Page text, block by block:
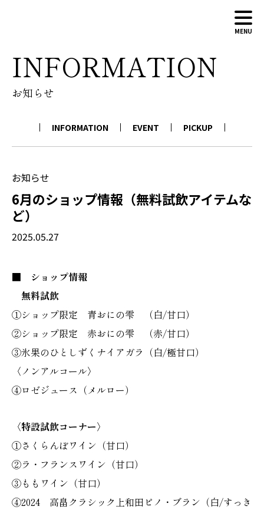
MENU
ABOUT
WINERY
CONTACT
INFORMATION
お知らせ
INFORMATION EVENT PICKUP
お知らせ
6月のショップ情報（無料試飲アイテムな
ど）
2025.05.27
■ ショップ情報
無料試飲
①ショップ限定 青おにの雫 （白/甘口）
②ショップ限定 赤おにの雫 （赤/甘口）
③氷果のひとしずくナイアガラ（白/極甘口）
〈ノンアルコール〉
④ロゼジュース（メルロー）
〈特設試飲コーナー〉
①さくらんぼワイン（甘口）
②ラ・フランスワイン（甘口）
③ももワイン（甘口）
④2024 高畠クラシック上和田ピノ・ブラン（白/すっき